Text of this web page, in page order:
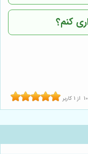
کنم؟
10 از 1 کاربر